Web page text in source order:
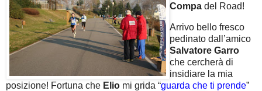
Compa del Road!
Arrivo bello fresco
pedinato dall’amico
Salvatore Garro
che cercherà di
insidiare la mia
posizione! Fortuna che Elio mi grida “guarda che ti prende”